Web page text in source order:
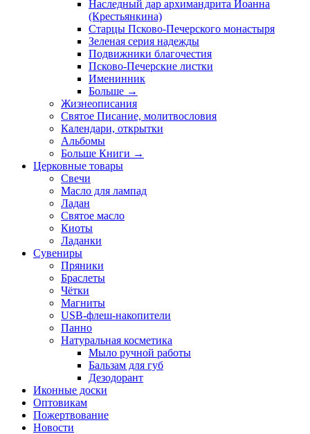
Наследный дар архимандрита Иоанна
(Крестьянкина)
Старцы Псково-Печерского монастыря
Зеленая серия надежды
Подвижники благочестия
Псково-Печерские листки
Именинник
Больше →
Жизнеописания
Святое Писание, молитвословия
Календари, открытки
Альбомы
Больше Книги →
Церковные товары
Свечи
Масло для лампад
Ладан
Святое масло
Киоты
Ладанки
Сувениры
Пряники
Браслеты
Чётки
Магниты
USB-флеш-накопители
Панно
Натуральная косметика
Мыло ручной работы
Бальзам для губ
Дезодорант
Иконные доски
Оптовикам
Пожертвование
Новости